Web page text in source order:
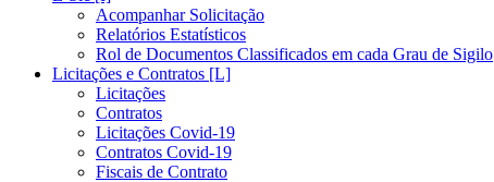
Acompanhar Solicitação
Relatórios Estatísticos
Rol de Documentos Classificados em cada Grau de Sigilo
Licitações e Contratos [L]
Licitações
Contratos
Licitações Covid-19
Contratos Covid-19
Fiscais de Contrato